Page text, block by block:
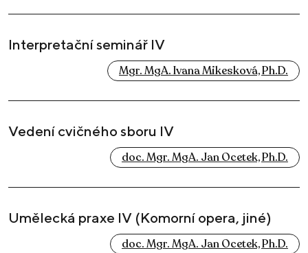
Interpretační seminář IV
Mgr. MgA. Ivana Mikesková, Ph.D.
Vedení cvičného sboru IV
doc. Mgr. MgA. Jan Ocetek, Ph.D.
Umělecká praxe IV (Komorní opera, jiné)
doc. Mgr. MgA. Jan Ocetek, Ph.D.